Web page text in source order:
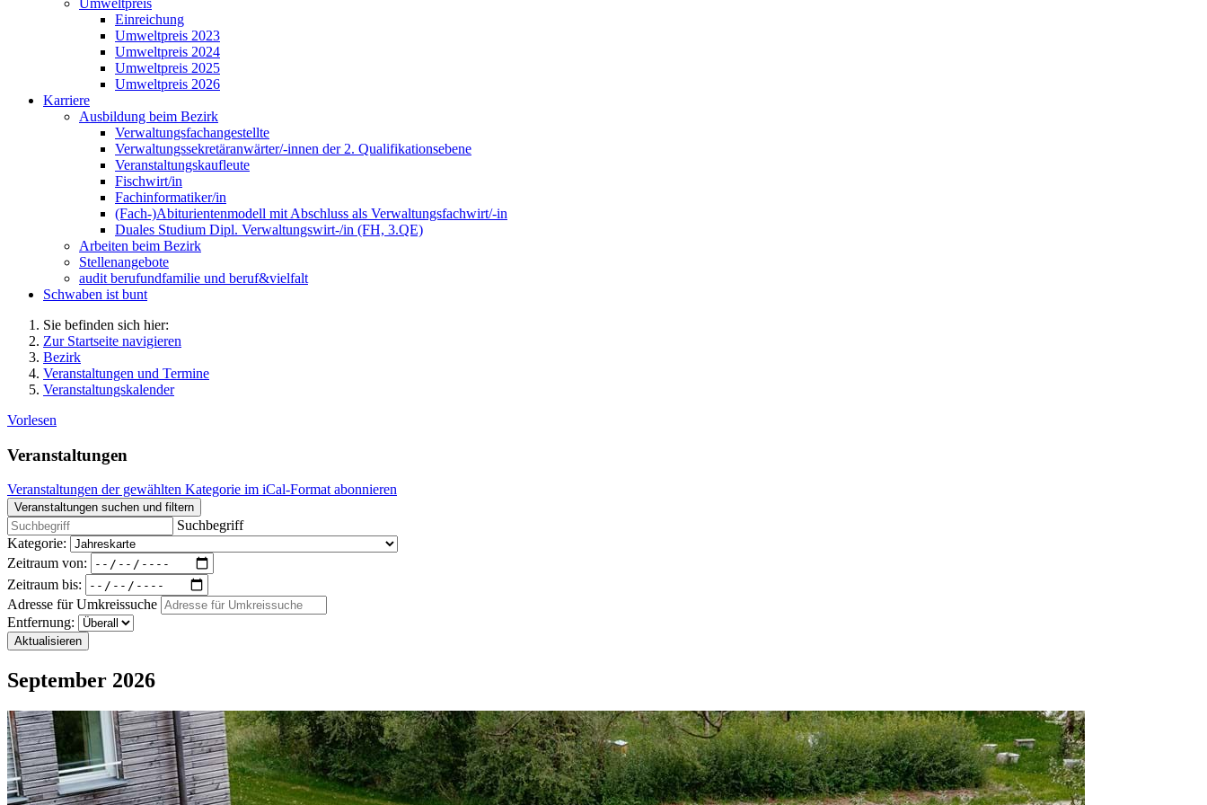
Umweltpreis
Einreichung
Umweltpreis 2023
Umweltpreis 2024
Umweltpreis 2025
Umweltpreis 2026
Karriere
Ausbildung beim Bezirk
Verwaltungsfachangestellte
Verwaltungssekretäranwärter/-innen der 2. Qualifikationsebene
Veranstaltungskaufleute
Fischwirt/in
Fachinformatiker/in
(Fach-)Abiturientenmodell mit Abschluss als Verwaltungsfachwirt/-in
Duales Studium Dipl. Verwaltungswirt-/in (FH, 3.QE)
Arbeiten beim Bezirk
Stellenangebote
audit berufundfamilie und beruf&vielfalt
Schwaben ist bunt
Sie befinden sich hier:
Zur Startseite navigieren
Bezirk
Veranstaltungen und Termine
Veranstaltungskalender
Vorlesen
Veranstaltungen
Veranstaltungen der gewählten Kategorie im iCal-Format abonnieren
Veranstaltungen suchen und filtern
Suchbegriff
Kategorie:
Zeitraum von:
Zeitraum bis:
Adresse für Umkreissuche
Entfernung:
Aktualisieren
September 2026